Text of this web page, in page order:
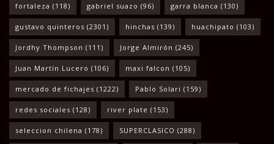
fortaleza (118) gabriel suazo (96) garra blanca (130)
gustavo quinteros (2301) hinchas (139) huachipato (103)
Jordhy Thompson (111) Jorge Almirón (245)
Juan Martín Lucero (106) maxi falcon (105)
mercado de fichajes (1222) Pablo Solari (159)
redes sociales (128) river plate (153)
seleccion chilena (178) SUPERCLASICO (288)